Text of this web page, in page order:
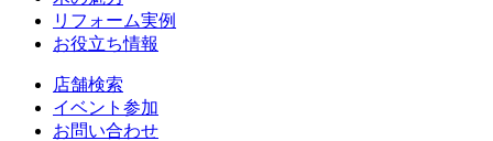
リフォーム実例
お役立ち情報
店舗検索
イベント参加
お問い合わせ